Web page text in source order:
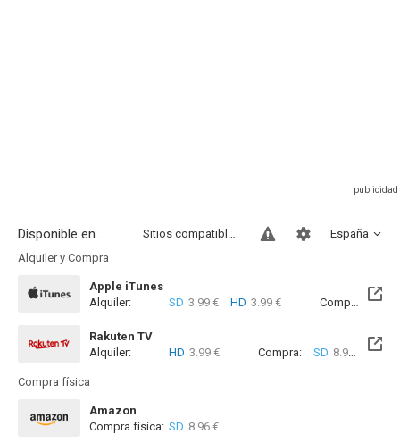
Disponible en... España
Sitios compatibles
Alquiler y Compra
Apple iTunes
Alquiler:
SD 3.99 € HD 3.99 € Compra: SD
Rakuten TV
Alquiler:
HD 3.99 € Compra: SD 8.99 € HD
Compra física
Amazon
Compra física: SD 8.96 €